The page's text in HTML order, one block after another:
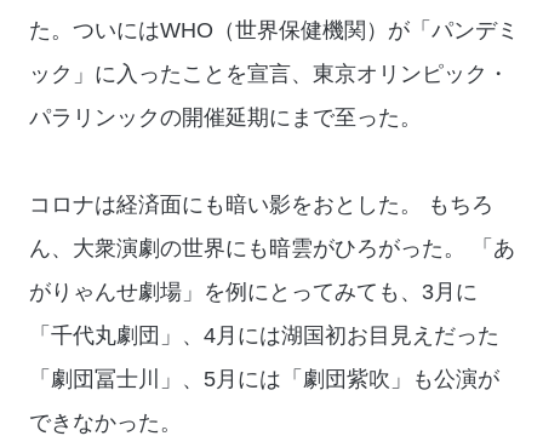
た。ついにはWHO（世界保健機関）が「パンデミ
ック」に入ったことを宣言、東京オリンピック・
パラリンックの開催延期にまで至った。
コロナは経済面にも暗い影をおとした。 もちろ
ん、大衆演劇の世界にも暗雲がひろがった。 「あ
がりゃんせ劇場」を例にとってみても、3月に
「千代丸劇団」、4月には湖国初お目見えだった
「劇団冨士川」、5月には「劇団紫吹」も公演が
できなかった。